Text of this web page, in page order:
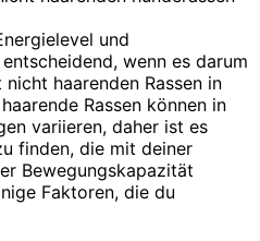
und
wenn es darum
haarenden Rassen in
Rassen können in
variieren, daher ist es
finden, die mit deiner
Bewegungskapazität
Faktoren, die du